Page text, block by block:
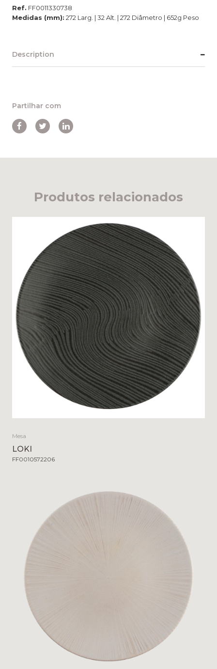
Ref. FF0011330738
Medidas (mm): 272 Larg. | 32 Alt. | 272 Diâmetro | 652g Peso
Description
Partilhar com
Produtos relacionados
Mesa
LOKI
FF0010572206